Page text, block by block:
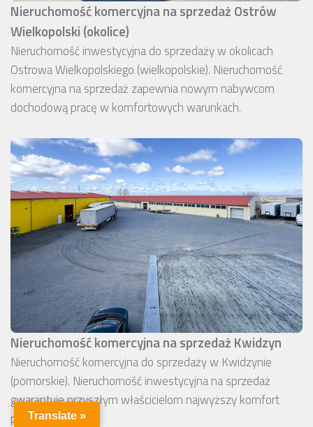
Nieruchomość komercyjna na sprzedaż Ostrów
Wielkopolski (okolice)
Nieruchomość inwestycyjna do sprzedaży w okolicach
Ostrowa Wielkopolskiego (wielkopolskie). Nieruchomość
komercyjna na sprzedaż zapewnia nowym nabywcom
dochodową pracę w komfortowych warunkach.
Nieruchomość komercyjna na sprzedaż Kwidzyn
Nieruchomość komercyjna do sprzedaży w Kwidzynie
(pomorskie). Nieruchomość inwestycyjna na sprzedaż
gwarantuje przyszłym właścicielom najwyższy komfort
pracy.Translate »